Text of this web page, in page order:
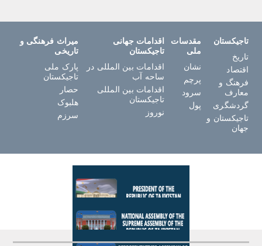
تاجیکستان
تاریخ
اقتصاد
فرهنگ و
معارف
گردشگری
تاجیکستان و
جهان
مقدسات
ملی
نشان
پرچم
سرود
پول
اقدامات جهانی
تاجیکستان
اقدامات بین المللی در
ساحه آب
اقدامات بین المللی
تاجیکستان
نوروز
میراث فرهنگی و
تاریخی
پارک ملی
تاجیکستان
حصار
هلبوک
سرزم